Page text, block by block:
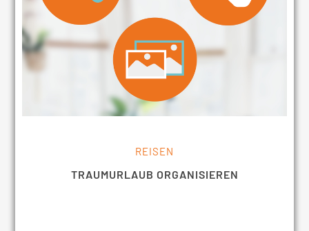
REISEN
TRAUMURLAUB ORGANISIEREN